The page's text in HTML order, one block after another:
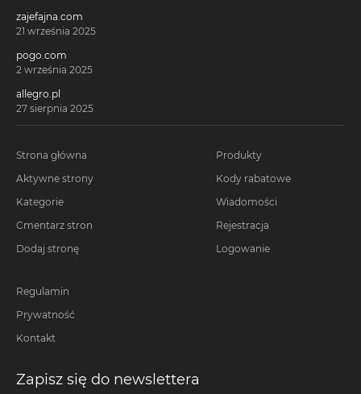
zajefajna.com
21 września 2025
pogo.com
2 września 2025
allegro.pl
27 sierpnia 2025
Strona główna
Aktywne strony
Kategorie
Cmentarz stron
Dodaj stronę
Produkty
Kody rabatowe
Wiadomości
Rejestracja
Logowanie
Regulamin
Prywatność
Kontakt
Zapisz się do newslettera